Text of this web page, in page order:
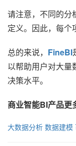
请注意，不同的分
定义。因此，每个
总的来说， FineBI
以帮助用户对大量
决策水平。
商业智能BI产品更
大数据分析 数据建模